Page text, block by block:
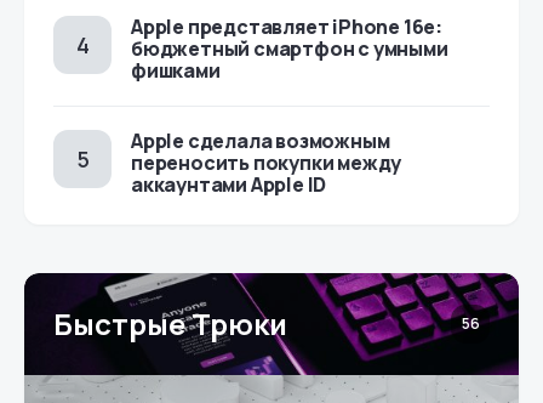
Apple представляет iPhone 16e:
бюджетный смартфон с умными
фишками
Apple сделала возможным
переносить покупки между
аккаунтами Apple ID
Быстрые Трюки 56